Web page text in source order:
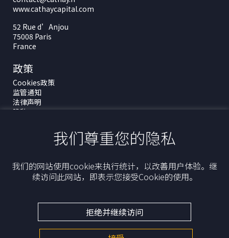
www.cathaycapital.com
52 Rue d’Anjou
75008 Paris
France
政策
Cookies政策
监管通知
法律声明
隐私
我们尊重您的隐私
我们的网站使用cookie来执行统计，以改善用户体验。继
续访问此网站，即表示您接受Cookie的使用。
拒绝并继续访问